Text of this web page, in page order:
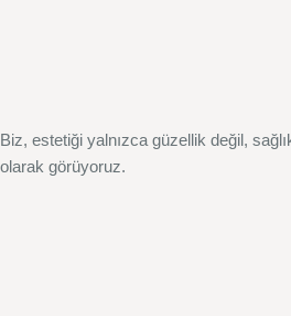
Biz, estetiği yalnızca güzellik değil,
olarak görüyoruz.